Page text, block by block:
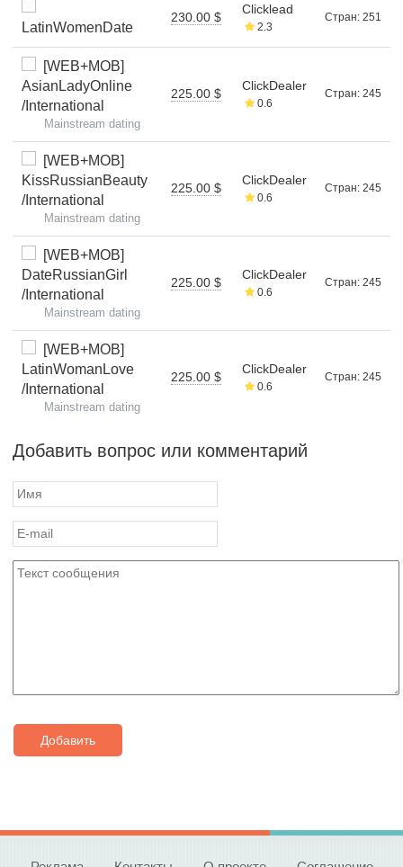
LatinWomenDate
230.00 $
Clicklead
2.3
Стран: 251
[WEB+MOB]
AsianLadyOnline
/International
Mainstream dating
225.00 $
ClickDealer
0.6
Стран: 245
[WEB+MOB]
KissRussianBeauty
/International
Mainstream dating
225.00 $
ClickDealer
0.6
Стран: 245
[WEB+MOB]
DateRussianGirl
/International
Mainstream dating
225.00 $
ClickDealer
0.6
Стран: 245
[WEB+MOB]
LatinWomanLove
/International
Mainstream dating
225.00 $
ClickDealer
0.6
Стран: 245
Добавить вопрос или комментарий
Добавить